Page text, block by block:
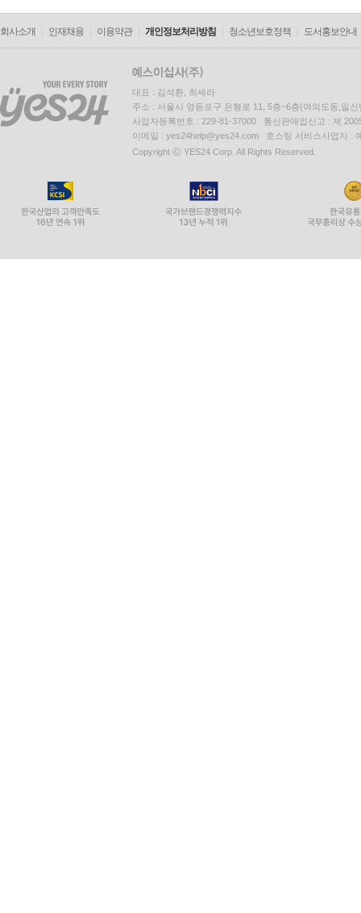
회사소개 인재채용 이용약관 개인정보처리방침 청소년보호정책 도서홍보안내
대표 : 김석환, 최세라
주소 : 서울시 영등포구 은행로 11, 5층~6층(여의도동,일신
사업자등록번호 : 229-81-37000 통신판매업신고 : 제
이메일 : yes24help@yes24.com 호스팅 서비스사업자 :
Copyright ⓒ YES24 Corp. All Rights Reserved.